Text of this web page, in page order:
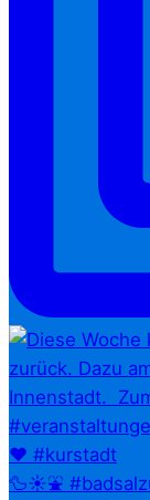
🦆☀️⛲